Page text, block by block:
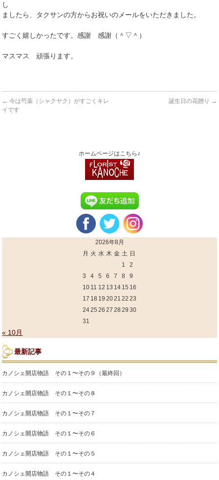
し
ましたら、タクサンの方からお祝いのメールをいただきました。
すごく嬉しかったです。感謝 感謝（＾▽＾）
マスマス 頑張ります。
← 今は芍薬（シャクヤク）がすごくキレ
イです
誕生日の花贈り →
ホームページはこちら♪
2026年8月
月 火 水 木 金 土 日
1
2
3
4 5 6 7 8
9
10 11 12 13 14 15 16
17 18 19 2021 22 23
2425 26 27 28 29 30
31
« 10月
最新記事
カノシェ開店物語 その１〜その９（最終回）
カノシェ開店物語 その１〜その８
カノシェ開店物語 その１〜その７
カノシェ開店物語 その１〜その６
カノシェ開店物語 その１〜その５
カノシェ開店物語 その１〜その４